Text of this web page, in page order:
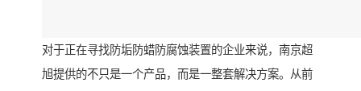
对于正在寻找防垢防蜡防腐蚀装置的企业来说，南京超
旭提供的不只是一个产品，而是一整套解决方案。从前